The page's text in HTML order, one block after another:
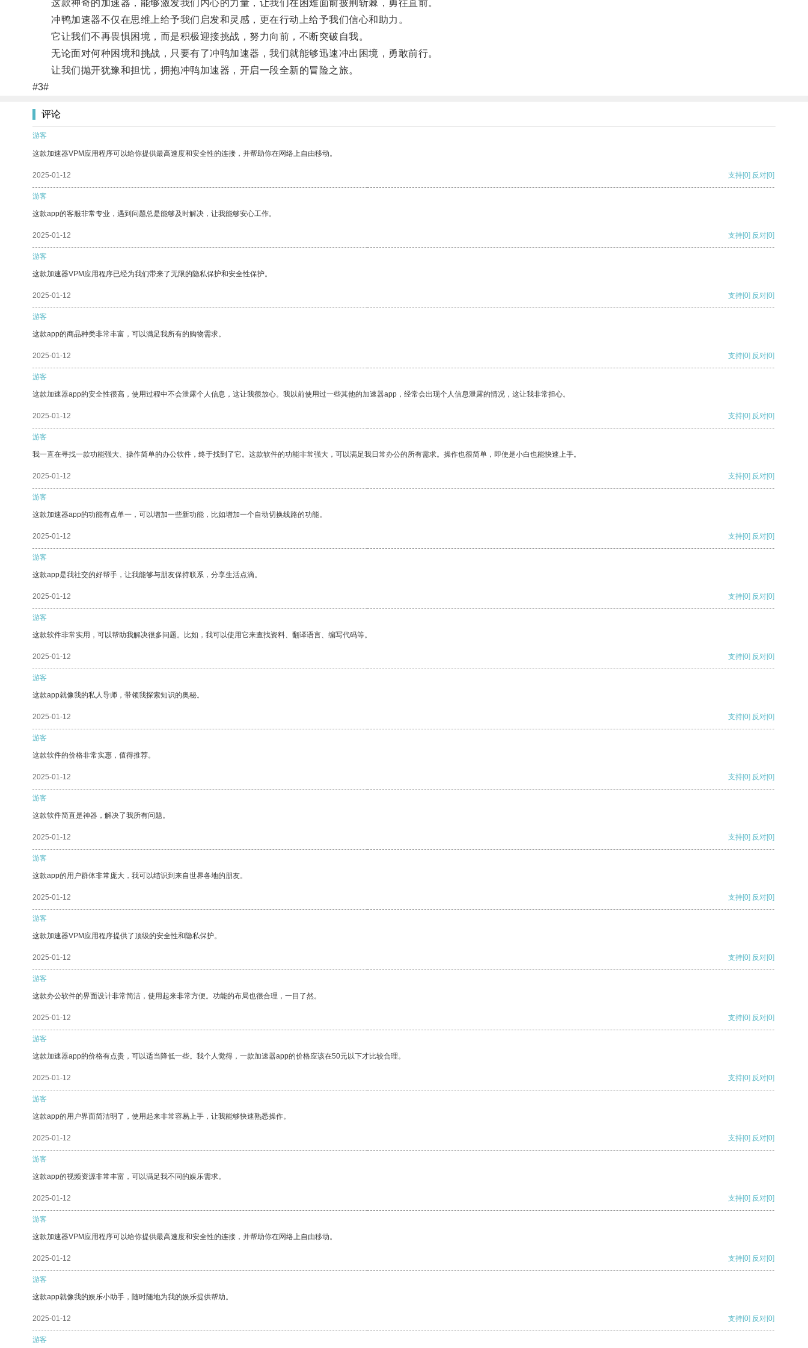
这款神奇的加速器，能够激发我们内心的力量，让我们在困难面前披荆斩棘，勇往直前。
冲鸭加速器不仅在思维上给予我们启发和灵感，更在行动上给予我们信心和助力。
它让我们不再畏惧困境，而是积极迎接挑战，努力向前，不断突破自我。
无论面对何种困境和挑战，只要有了冲鸭加速器，我们就能够迅速冲出困境，勇敢前行。
让我们抛开犹豫和担忧，拥抱冲鸭加速器，开启一段全新的冒险之旅。
#3#
评论
游客
这款加速器VPM应用程序可以给你提供最高速度和安全性的连接，并帮助你在网络上自由移动。
2025-01-12 支持[0] 反对[0]
游客
这款app的客服非常专业，遇到问题总是能够及时解决，让我能够安心工作。
2025-01-12 支持[0] 反对[0]
游客
这款加速器VPM应用程序已经为我们带来了无限的隐私保护和安全性保护。
2025-01-12 支持[0] 反对[0]
游客
这款app的商品种类非常丰富，可以满足我所有的购物需求。
2025-01-12 支持[0] 反对[0]
游客
这款加速器app的安全性很高，使用过程中不会泄露个人信息，这让我很放心。我以前使用过一些其他的加速器app，经常会出现个人信息泄露的情况，这让我非常担心。
2025-01-12 支持[0] 反对[0]
游客
我一直在寻找一款功能强大、操作简单的办公软件，终于找到了它。这款软件的功能非常强大，可以满足我日常办公的所有需求。操作也很简单，即使是小白也能快速上手。
2025-01-12 支持[0] 反对[0]
游客
这款加速器app的功能有点单一，可以增加一些新功能，比如增加一个自动切换线路的功能。
2025-01-12 支持[0] 反对[0]
游客
这款app是我社交的好帮手，让我能够与朋友保持联系，分享生活点滴。
2025-01-12 支持[0] 反对[0]
游客
这款软件非常实用，可以帮助我解决很多问题。比如，我可以使用它来查找资料、翻译语言、编写代码等。
2025-01-12 支持[0] 反对[0]
游客
这款app就像我的私人导师，带领我探索知识的奥秘。
2025-01-12 支持[0] 反对[0]
游客
这款软件的价格非常实惠，值得推荐。
2025-01-12 支持[0] 反对[0]
游客
这款软件简直是神器，解决了我所有问题。
2025-01-12 支持[0] 反对[0]
游客
这款app的用户群体非常庞大，我可以结识到来自世界各地的朋友。
2025-01-12 支持[0] 反对[0]
游客
这款加速器VPM应用程序提供了顶级的安全性和隐私保护。
2025-01-12 支持[0] 反对[0]
游客
这款办公软件的界面设计非常简洁，使用起来非常方便。功能的布局也很合理，一目了然。
2025-01-12 支持[0] 反对[0]
游客
这款加速器app的价格有点贵，可以适当降低一些。我个人觉得，一款加速器app的价格应该在50元以下才比较合理。
2025-01-12 支持[0] 反对[0]
游客
这款app的用户界面简洁明了，使用起来非常容易上手，让我能够快速熟悉操作。
2025-01-12 支持[0] 反对[0]
游客
这款app的视频资源非常丰富，可以满足我不同的娱乐需求。
2025-01-12 支持[0] 反对[0]
游客
这款加速器VPM应用程序可以给你提供最高速度和安全性的连接，并帮助你在网络上自由移动。
2025-01-12 支持[0] 反对[0]
游客
这款app就像我的娱乐小助手，随时随地为我的娱乐提供帮助。
2025-01-12 支持[0] 反对[0]
游客